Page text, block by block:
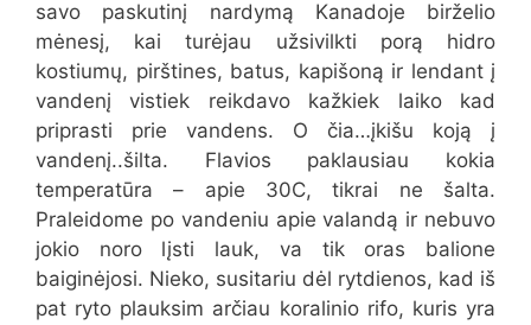
savo paskutinį nardymą Kanadoje birželio
mėnesį, kai turėjau užsivilkti porą hidro
kostiumų, pirštines, batus, kapišoną ir lendant į
vandenį vistiek reikdavo kažkiek laiko kad
priprasti prie vandens. O čia…įkišu koją į
vandenį..šilta. Flavios paklausiau kokia
temperatūra – apie 30C, tikrai ne šalta.
Praleidome po vandeniu apie valandą ir nebuvo
jokio noro lįsti lauk, va tik oras balione
baiginėjosi. Nieko, susitariu dėl rytdienos, kad iš
pat ryto plauksim arčiau koralinio rifo, kuris yra